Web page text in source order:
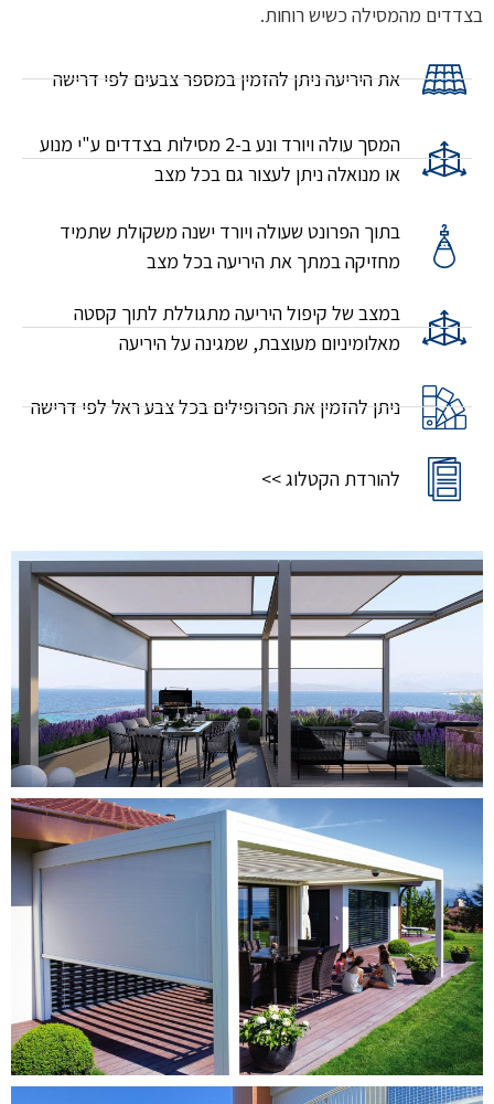
בצדדים מהמסילה כשיש רוחות.
את היריעה ניתן להזמין במספר צבעים לפי דרישה
המסך עולה ויורד ונע ב-2 מסילות בצדדים ע"י מנוע
או מנואלה ניתן לעצור גם בכל מצב
בתוך הפרונט שעולה ויורד ישנה משקולת שתמיד
מחזיקה במתך את היריעה בכל מצב
במצב של קיפול היריעה מתגוללת לתוך קסטה
מאלומיניום מעוצבת, שמגינה על היריעה
ניתן להזמין את הפרופילים בכל צבע ראל לפי דרישה
להורדת הקטלוג >>